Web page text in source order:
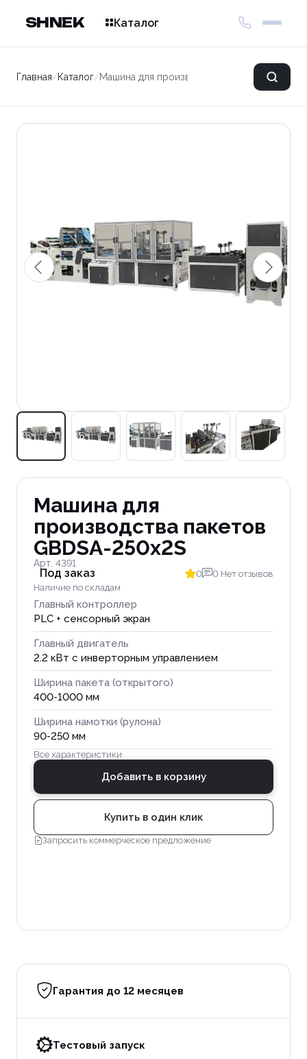
SHNEK Каталог
Главная/Каталог/Машина для производства пакетов GBDSA-
Машина для
производства пакетов
GBDSA-250x2S
Арт. 4391
Под заказ
Наличие по складам
0 0 Нет отзывов
Главный контроллер
PLC + сенсорный экран
Главный двигатель
2.2 кВт с инверторным управлением
Ширина пакета (открытого)
400-1000 мм
Ширина намотки (рулона)
90-250 мм
Все характеристики
Добавить в корзину
Купить в один клик
Запросить коммерческое предложение
Гарантия до 12 месяцев
Тестовый запуск